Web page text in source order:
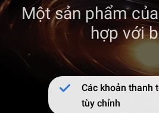
Một sản phẩm
hợp với
Các khoản thanh
tùy chỉnh